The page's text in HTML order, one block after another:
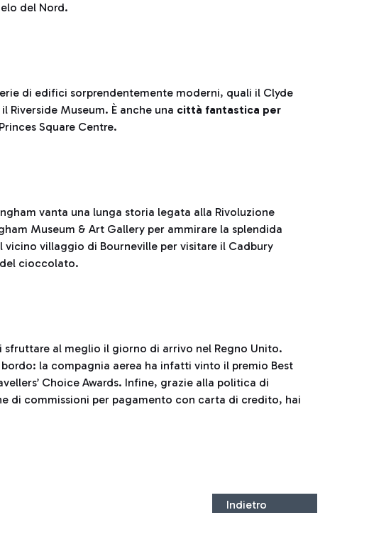
del Nord.
di edifici sorprendentemente moderni, quali il Clyde
Museum. È anche una città fantastica per
Square Centre.
vanta una lunga storia legata alla Rivoluzione
Museum & Art Gallery per ammirare la splendida
villaggio di Bourneville per visitare il Cadbury
cioccolato.
sfruttare al meglio il giorno di arrivo nel Regno Unito.
la compagnia aerea ha infatti vinto il premio Best
Choice Awards. Infine, grazie alla politica di
di commissioni per pagamento con carta di credito, hai
Indietro